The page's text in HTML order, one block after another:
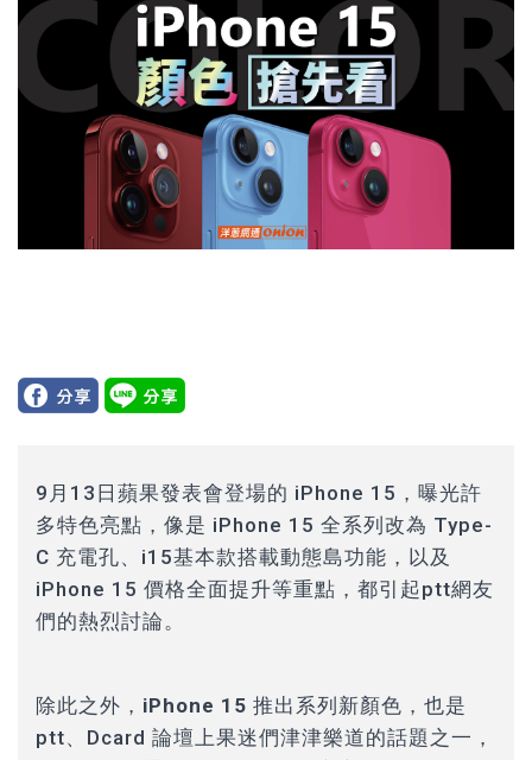
9月13日蘋果發表會登場的 iPhone 15 ，曝光許
多特色亮點，像是 iPhone 15 全系列改為 Type-
C 充電孔、i15基本款搭載動態島功能，以及
iPhone 15 價格全面提升等重點，都引起ptt網友
們的熱烈討論。
除此之外， iPhone 15 推出系列新顏色 ，也是
ptt、Dcard 論壇上果迷們津津樂道的話題之一，